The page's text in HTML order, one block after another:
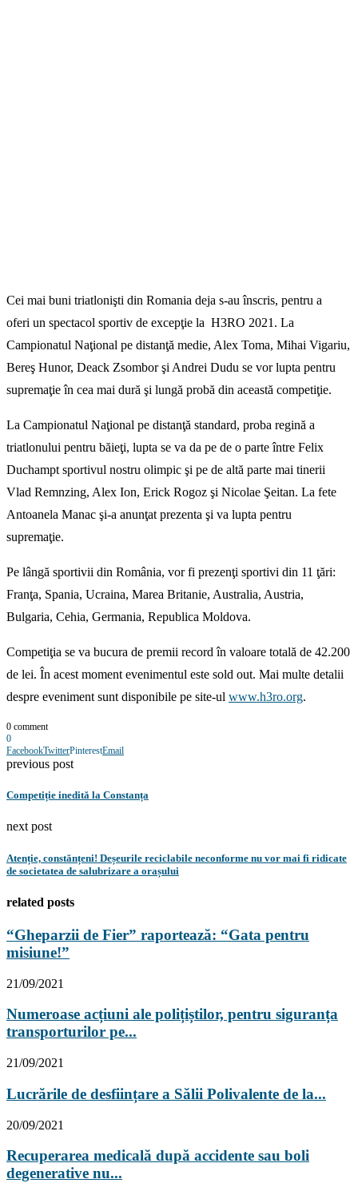
Cei mai buni triatlonişti din Romania deja s-au înscris, pentru a
oferi un spectacol sportiv de excepţie la H3RO 2021. La
Campionatul Naţional pe distanţă medie, Alex Toma, Mihai Vigariu,
Bereş Hunor, Deack Zsombor şi Andrei Dudu se vor lupta pentru
supremaţie în cea mai dură şi lungă probă din această competiţie.
La Campionatul Naţional pe distanţă standard, proba regină a
triatlonului pentru băieţi, lupta se va da pe de o parte între Felix
Duchampt sportivul nostru olimpic şi pe de altă parte mai tinerii
Vlad Remnzing, Alex Ion, Erick Rogoz şi Nicolae Şeitan. La fete
Antoanela Manac şi-a anunţat prezenta şi va lupta pentru
supremaţie.
Pe lângă sportivii din România, vor fi prezenţi sportivi din 11 ţări:
Franţa, Spania, Ucraina, Marea Britanie, Australia, Austria,
Bulgaria, Cehia, Germania, Republica Moldova.
Competiţia se va bucura de premii record în valoare totală de 42.200
de lei. În acest moment evenimentul este sold out. Mai multe detalii
despre eveniment sunt disponibile pe site-ul www.h3ro.org.
0 comment
0
FacebookTwitterPinterestEmail
previous post
Competiție inedită la Constanța
next post
Atenție, constănțeni! Deșeurile reciclabile neconforme nu vor mai fi ridicate
de societatea de salubrizare a orașului
related posts
“Gheparzii de Fier” raportează: “Gata pentru
misiune!”
21/09/2021
Numeroase acțiuni ale polițiștilor, pentru siguranța
transporturilor pe...
21/09/2021
Lucrările de desființare a Sălii Polivalente de la...
20/09/2021
Recuperarea medicală după accidente sau boli
degenerative nu...